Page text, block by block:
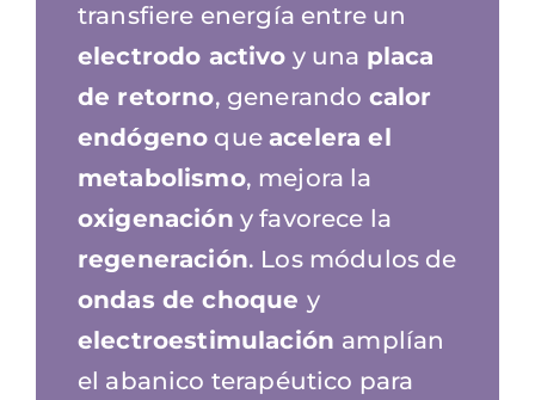
transfiere energía entre un
electrodo activo y una placa
de retorno, generando calor
endógeno queacelera el
metabolismo, mejora la
oxigenación y favorece la
regeneración. Los módulos de
ondas de choque y
electroestimulación amplían
el abanico terapéutico para